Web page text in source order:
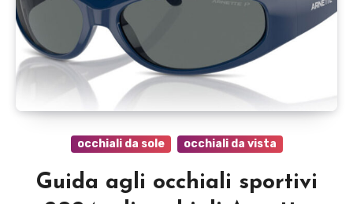
occhiali da sole occhiali da vista
Guida agli occhiali sportivi